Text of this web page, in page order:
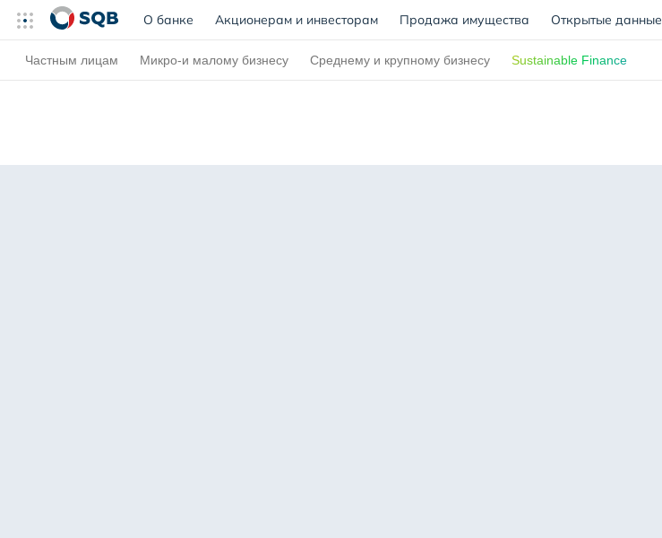
О банке (current)
Акционерам и инвесторам Продажа имущества Открытые данные
Частным лицам Микро-и малому бизнесу Среднему и крупному бизнесу Sustainable Finance